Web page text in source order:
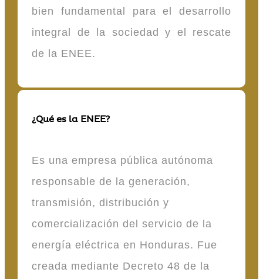
bien fundamental para el desarrollo
integral de la sociedad y el rescate
de la ENEE.
¿Qué es la ENEE?
Es una empresa pública autónoma
responsable de la generación,
transmisión, distribución y
comercialización del servicio de la
energía eléctrica en Honduras. Fue
creada mediante Decreto 48 de la